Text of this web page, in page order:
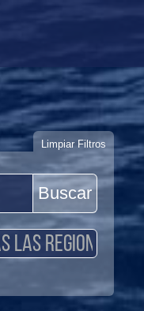
Buscar
Limpiar Filtros